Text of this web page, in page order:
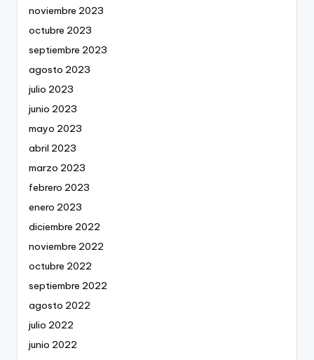
noviembre 2023
octubre 2023
septiembre 2023
agosto 2023
julio 2023
junio 2023
mayo 2023
abril 2023
marzo 2023
febrero 2023
enero 2023
diciembre 2022
noviembre 2022
octubre 2022
septiembre 2022
agosto 2022
julio 2022
junio 2022